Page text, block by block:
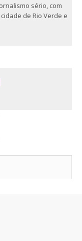
sério, com
de Rio Verde e